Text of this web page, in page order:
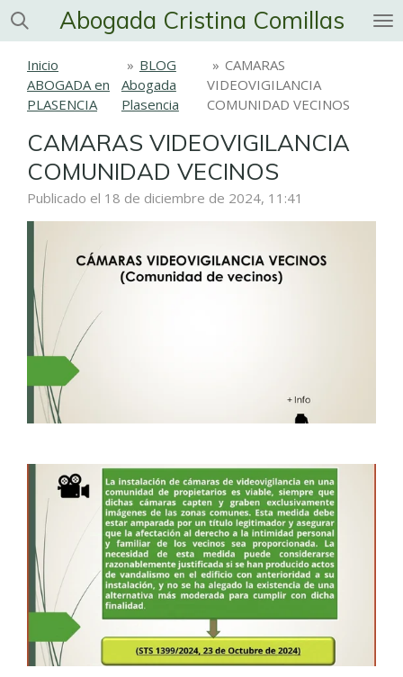
Ir
principal
Abogada Cristina Comillas
Inicio
ABOGADA en
PLASENCIA
» BLOG
Abogada
Plasencia
» CAMARAS
VIDEOVIGILANCIA
COMUNIDAD VECINOS
CAMARAS VIDEOVIGILANCIA
COMUNIDAD VECINOS
Publicado el 18 de diciembre de 2024, 11:41